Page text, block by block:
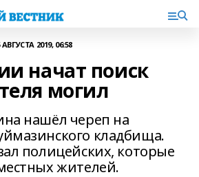
АВГУСТА 2019, 06:58
начат поиск
могил
нашёл череп на
кладбища.
полицейских, которые
жителей.